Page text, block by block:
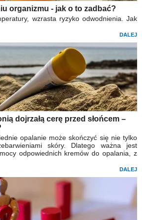
organizmu - jak o to zadbać?
wzrasta ryzyko odwodnienia. Jak
DALEJ
dojrzałą cerę przed słońcem –
opalanie może skończyć się nie tylko
skóry. Dlatego ważna jest
odpowiednich kremów do opalania, z
DALEJ